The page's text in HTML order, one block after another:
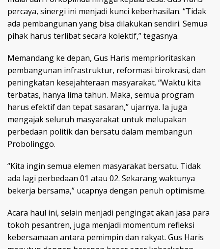
percaya, sinergi ini menjadi kunci keberhasilan. “Tidak
ada pembangunan yang bisa dilakukan sendiri. Semua
pihak harus terlibat secara kolektif,” tegasnya.
Memandang ke depan, Gus Haris memprioritaskan
pembangunan infrastruktur, reformasi birokrasi, dan
peningkatan kesejahteraan masyarakat. “Waktu kita
terbatas, hanya lima tahun. Maka, semua program
harus efektif dan tepat sasaran,” ujarnya. Ia juga
mengajak seluruh masyarakat untuk melupakan
perbedaan politik dan bersatu dalam membangun
Probolinggo.
“Kita ingin semua elemen masyarakat bersatu. Tidak
ada lagi perbedaan 01 atau 02. Sekarang waktunya
bekerja bersama,” ucapnya dengan penuh optimisme.
Acara haul ini, selain menjadi pengingat akan jasa para
tokoh pesantren, juga menjadi momentum refleksi
kebersamaan antara pemimpin dan rakyat. Gus Haris